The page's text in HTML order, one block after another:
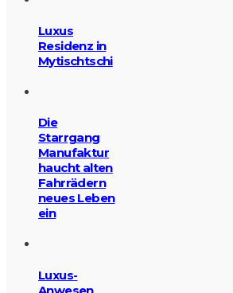
Luxus
Residenz in
Mytischtschi
Die
Starrgang
Manufaktur
haucht alten
Fahrrädern
neues Leben
ein
Luxus-